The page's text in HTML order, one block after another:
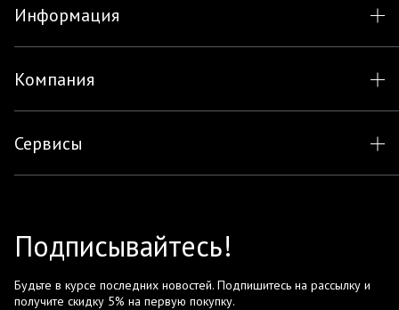
Информация
Компания
Сервисы
Подписывайтесь!
Будьте в курсе последних новостей. Подпишитесь на рассылку и
получите скидку 5% на первую покупку.